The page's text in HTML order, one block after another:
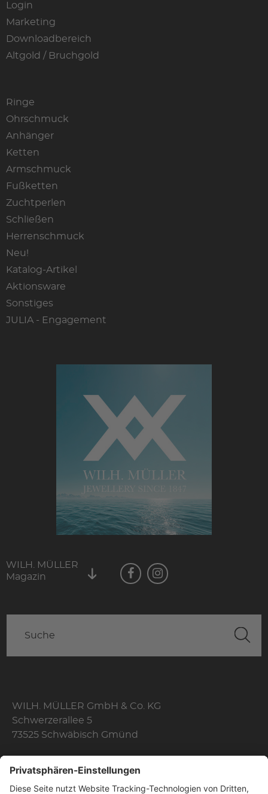
Login
Marketing
Downloadbereich
Altgold / Bruchgold
Ringe
Ohrschmuck
Anhänger
Ketten
Armschmuck
Fußketten
Zuchtperlen
Schließen
Herrenschmuck
Neu!
Katalog-Artikel
Aktionsware
Sonstiges
JULIA - Engagement
WILH. MÜLLER
Magazin
WILH. MÜLLER GmbH & Co. KG
Schwerzerallee 5
73525 Schwäbisch Gmünd
Fax: +49 7171 356-174